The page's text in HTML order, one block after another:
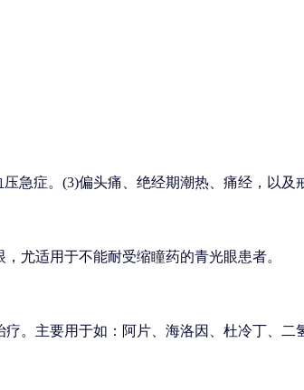
急症。(3)偏头痛、绝经期潮热、痛经，以及
尤适用于不能耐受缩瞳药的青光眼患者。
。主要用于如：阿片、海洛因、杜冷丁、二